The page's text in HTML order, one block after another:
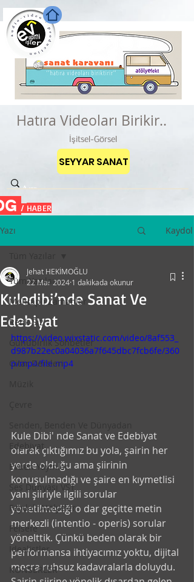
Hatıra Videoları Birikir..
İşitsel-Görsel
SEYYAR SANAT
/ HABER
Yazı Kaydol
Tüm Yazılar
Mehtaplı Zamanlar
Renk-Siz
Günübirlik Sohbetler
Gitar Dersleri
Edebiyat
Evden Yayınlar
Ses Dünyası VST
Faydalı Atölyeler
Felsefe
İdealistler
KONSERLER
Kuledibi’nde Sanat Ve
Edebiyat
Jehat HEKİMOĞLU
22 Mar 2024 1 dakikada okunur
https://video.wixstatic.com/video/8af553_
d987b22ec0a04036a7f645dbc7fcb6fe/360
p/mp4/file.mp4
Kule Dibi' nde Sanat ve Edebiyat
olarak çıktığımız bu yola, şairin her
yerde olduğu ama şiirinin
konuşulmadığı ve şaire en kıymetlisi
yani şiiriyle ilgili sorular
yönetilmediği o dar geçitte metin
merkezli (intentio - operis) sorular
yönelttik. Çünkü beden olarak bir
performansa ihtiyacımız yoktu, dijital
mecra ruhsuz kadavralarla doluydu.